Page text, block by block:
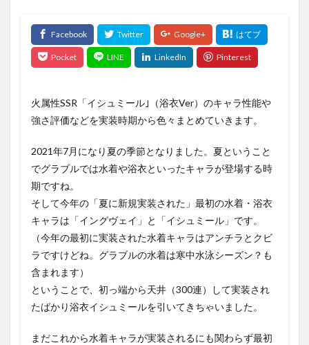
火属性SSR「イシュミール｣（浴衣Ver）のキャラ性能や
強さ評価などを実装時期から色々まとめていきます。
2021年7月になり夏の季節となりました。夏ということ
でグラブルでは水着や浴衣といったキャラが登場する時
期ですね。
そして今年の「夏に新規実装された」最初の水着・浴衣
キャラは「イングヴェイ」と「イシュミール」です。
（今年の最初に実装された水着キャラはアンチラとクビ
ラですけどね。グラブルの水着は寒中水泳シーズン？も
含まれます）
ということで、初っ端から天井（300連）して実装され
たばかり浴衣イシュミールを引いてきちゃいました。
まだこれから水着キャラが実装されるにも関わらず最初